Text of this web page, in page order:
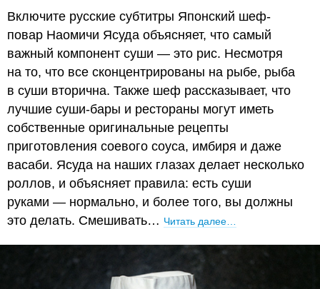
Включите русские субтитры Японский шеф-
повар Наомичи Ясуда объясняет, что самый
важный компонент суши — это рис. Несмотря
на то, что все сконцентрированы на рыбе, рыба
в суши вторична. Также шеф рассказывает, что
лучшие суши-бары и рестораны могут иметь
собственные оригинальные рецепты
приготовления соевого соуса, имбиря и даже
васаби. Ясуда на наших глазах делает несколько
роллов, и объясняет правила: есть суши
руками — нормально, и более того, вы должны
это делать. Смешивать… Читать далее…